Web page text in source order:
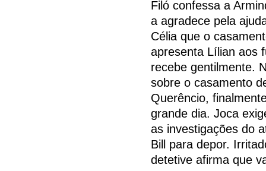
Filó confessa a
a agradece pela
Célia que o
apresenta Lílian aos
recebe gentilmente.
sobre o casamento
Querêncio,
grande dia. Joca
as investigações do
Bill para depor.
detetive afirma que